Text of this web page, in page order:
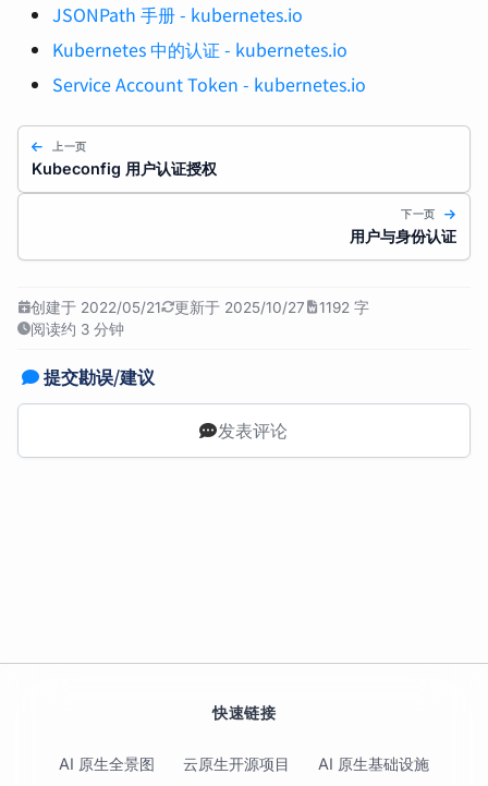
JSONPath 手册 - kubernetes.io
Kubernetes 中的认证 - kubernetes.io
Service Account Token - kubernetes.io
上一页
Kubeconfig 用户认证授权
下一页
用户与身份认证
创建于 2022/05/21 更新于 2025/10/27
1192 字
阅读约 3 分钟
提交勘误/建议
发表评论
快速链接
AI 原生全景图 云原生开源项目 AI 原生基础设施